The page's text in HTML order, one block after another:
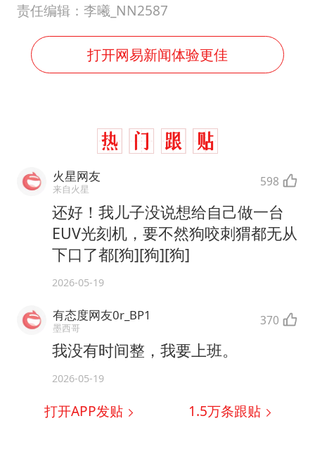
责任编辑：李曦_NN2587
打开网易新闻体验更佳
火星网友
来自火星 598
还好！我儿子没说想给自己做一台
EUV光刻机，要不然狗咬刺猬都无从
下口了都[狗][狗][狗]
2026-05-19
有态度网友0r_BP1
墨西哥 370
我没有时间整，我要上班。
2026-05-19
打开APP发贴 1.5万条跟贴